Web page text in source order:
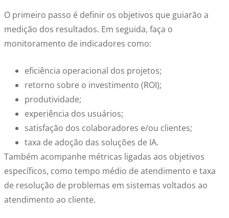
O primeiro passo é definir os objetivos que guiarão a
medição dos resultados. Em seguida, faça o
monitoramento de indicadores como:
eficiência operacional dos projetos;
retorno sobre o investimento (ROI);
produtividade;
experiência dos usuários;
satisfação dos colaboradores e/ou clientes;
taxa de adoção das soluções de IA.
Também acompanhe métricas ligadas aos objetivos
específicos, como tempo médio de atendimento e taxa
de resolução de problemas em sistemas voltados ao
atendimento ao cliente.